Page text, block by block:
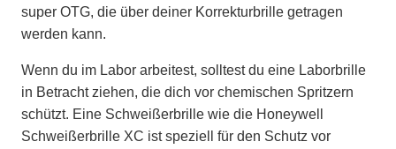
super OTG, die über deiner Korrekturbrille getragen
werden kann.
Wenn du im Labor arbeitest, solltest du eine Laborbrille
in Betracht ziehen, die dich vor chemischen Spritzern
schützt. Eine Schweißerbrille wie die Honeywell
Schweißerbrille XC ist speziell für den Schutz vor